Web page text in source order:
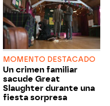
MOMENTO DESTACADO
Un crimen familiar
sacude Great
Slaughter durante una
fiesta sorpresa